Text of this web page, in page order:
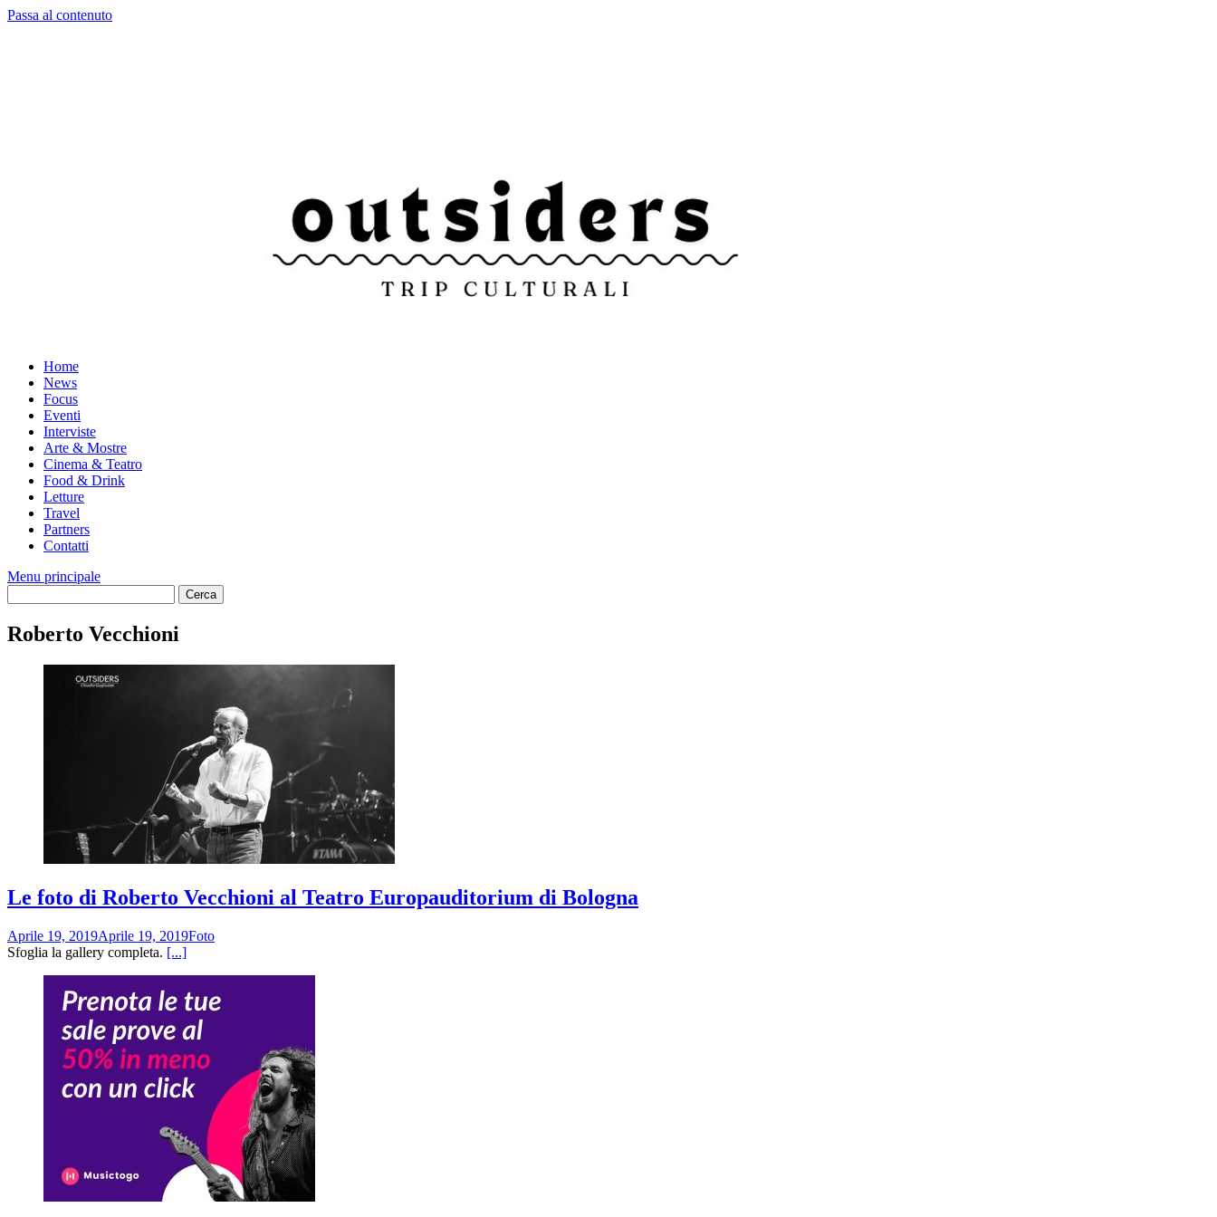
Passa al contenuto
Home
News
Focus
Eventi
Interviste
Arte & Mostre
Cinema & Teatro
Food & Drink
Letture
Travel
Partners
Contatti
Menu principale
Roberto Vecchioni
Le foto di Roberto Vecchioni al Teatro Europauditorium di Bologna
Aprile 19, 2019Aprile 19, 2019Foto
Sfoglia la gallery completa. [...]